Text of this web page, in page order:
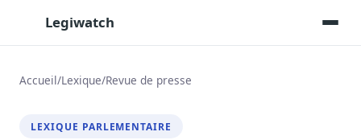
Legiwatch
Posez vos questions, réponses sourcées
Accueil/Lexique/Revue de presse
LEXIQUE PARLEMENTAIRE